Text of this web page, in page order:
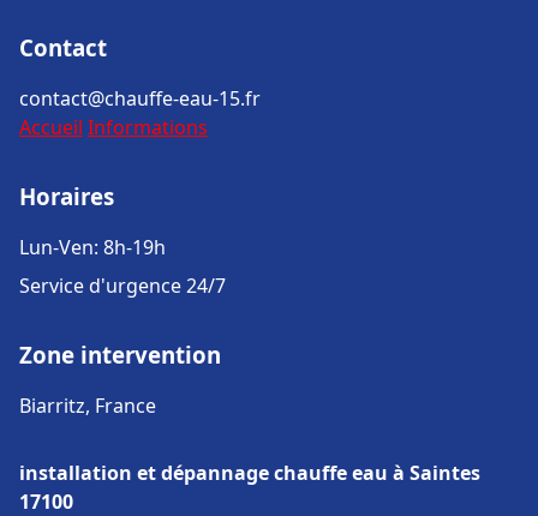
Contact
contact@chauffe-eau-15.fr
Accueil Informations
Horaires
Lun-Ven: 8h-19h
Service d'urgence 24/7
Zone intervention
Biarritz, France
installation et dépannage chauffe eau à Saintes
17100